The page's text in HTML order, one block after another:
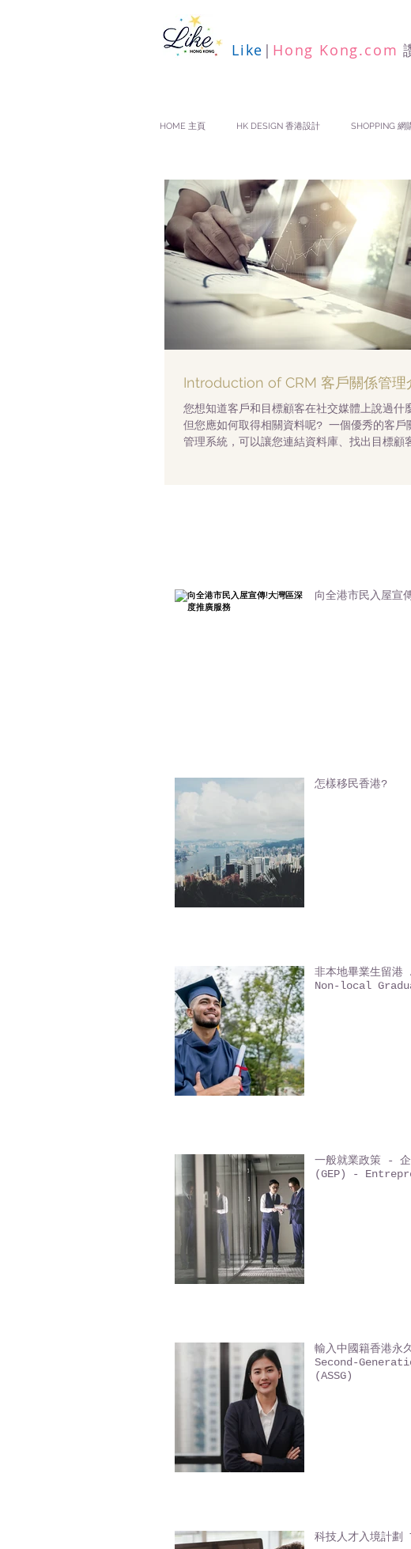
Like | Hong Kong.com
HOME 主頁 HK DESIGN 香港設計 SHOPPING 網
Introduction of CRM 客戶關係管理
您想知道客戶和目標顧客在社交媒體上說過什
但您應如何取得相關資料呢? 一個優秀的客戶
管理系統，可以讓您連結資料庫、找出目標顧
向全港市民入屋宣
怎樣移民香港?
非本地畢業生留
Non-local
一般就業政策 -
(GEP) -
輸入中國籍香港
Second-
(ASSG)
科技人才入境計